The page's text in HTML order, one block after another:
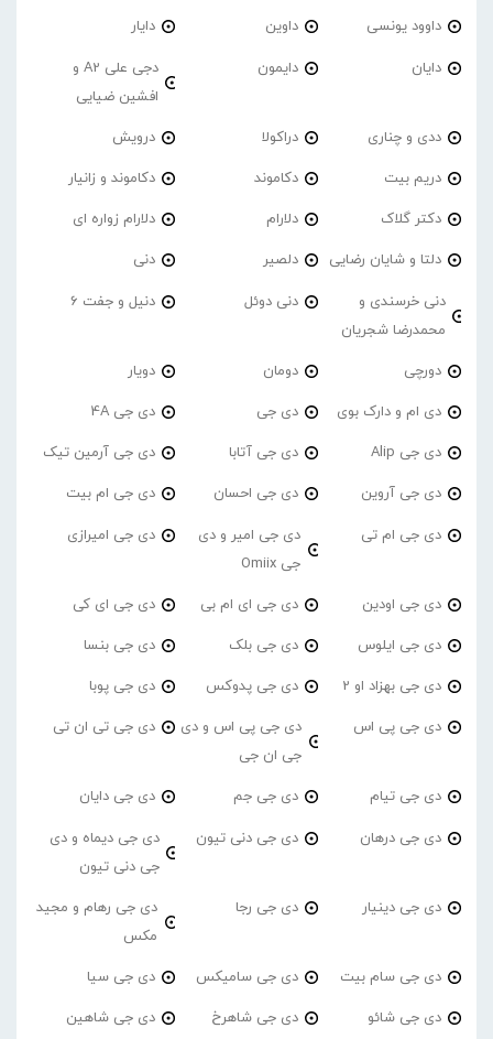
داوود یونسی داوین دایار
دایان دایمون
دجی علی A2 و
افشین ضیایی
ددی و چناری دراکولا درویش
دریم بیت دکاموند دکاموند و زانیار
دکتر گلاک دلارام دلارام زواره ای
دلتا و شایان رضایی دلصیر دنی
دنی خرسندی و
محمدرضا شجریان
دنی دوئل دنیل و جفت 6
دورچی دومان دویار
دی ام و دارک بوی دی جی دی جی 4A
دی جی Alip دی جی آتابا دی جی آرمین تیک
دی جی آروین دی جی احسان دی جی ام بیت
دی جی ام تی
دی جی امیر و دی
جی Omiix
دی جی امیرازی
دی جی اودین دی جی ای ام بی دی جی ای کی
دی جی ایلوس دی جی بلک دی جی بنسا
دی جی بهزاد او 2 دی جی پدوکس دی جی پوبا
دی جی پی اس
دی جی پی اس و دی
جی ان جی
دی جی تی ان تی
دی جی تیام دی جی جم دی جی دایان
دی جی درهان دی جی دنی تیون
دی جی دیماه و دی
جی دنی تیون
دی جی دینیار دی جی رجا
دی جی رهام و مجید
مکس
دی جی سام بیت دی جی سامیکس دی جی سیا
دی جی شائو دی جی شاهرخ دی جی شاهین